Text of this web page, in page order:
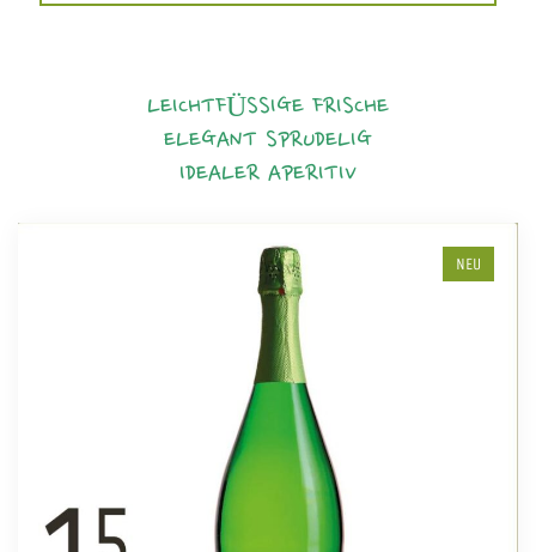
LEICHTFÜSSIGE FRISCHE
ELEGANT SPRUDELIG
IDEALER APERITIV
NEU